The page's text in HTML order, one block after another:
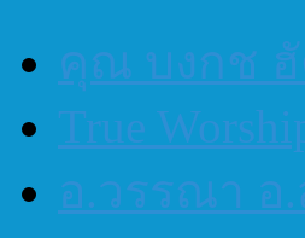
คุณ บงกช
True
อ.วรรณา